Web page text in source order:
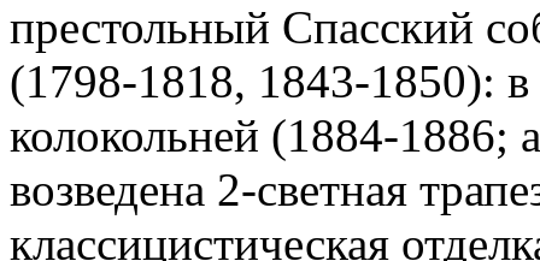
престольный Спасский
(1798-1818, 1843-1850):
колокольней (1884-
возведена 2-светная
классицистическая